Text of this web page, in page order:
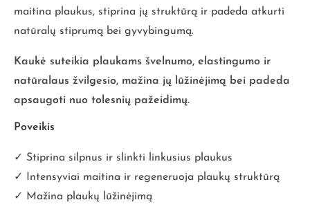
maitina plaukus, stiprina jų struktūrą ir padeda atkurti
natūralų stiprumą bei gyvybingumą.
Kaukė suteikia plaukams švelnumo, elastingumo ir
natūralaus žvilgesio, mažina jų lūžinėjimą bei padeda
apsaugoti nuo tolesnių pažeidimų.
Poveikis
✓ Stiprina silpnus ir slinkti linkusius plaukus
✓ Intensyviai maitina ir regeneruoja plaukų struktūrą
✓ Mažina plaukų lūžinėjimą